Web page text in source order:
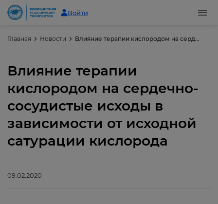
Войти
Главная Новости Влияние терапии кислородом на сердечно-сосудистые исходы в зависимости от исходной сатурации кислорода
Влияние терапии
кислородом на сердечно-
сосудистые исходы в
зависимости от исходной
сатурации кислорода
09.02.2020